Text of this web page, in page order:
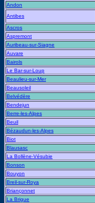
Andon
Antibes
Ascros
Aspremont
Auribeau-sur-Siagne
Auvare
Bairols
Le Bar-sur-Loup
Beaulieu-sur-Mer
Beausoleil
Belvédère
Bendejun
Berre-les-Alpes
Beuil
Bézaudun-les-Alpes
Biot
Blausasc
La Bollène-Vésubie
Bonson
Bouyon
Breil-sur-Roya
Briançonnet
La Brigue